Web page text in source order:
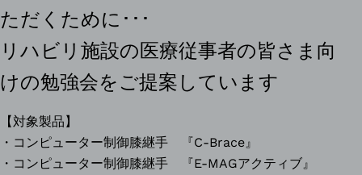
ただくために･･･
リハビリ施設の医療従事者の皆さま向
けの勉強会をご提案しています
【対象製品】
・コンピューター制御膝継手 『C-Brace』
・コンピューター制御膝継手 『E-MAGアクティブ』